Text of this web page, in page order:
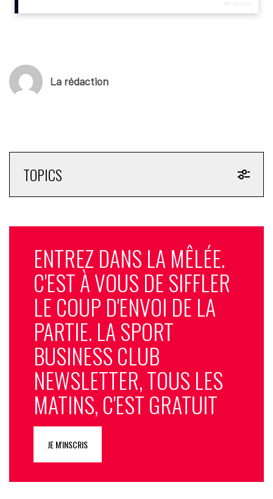
La rédaction
TOPICS
ENTREZ DANS LA MÊLÉE.
C'EST À VOUS DE SIFFLER
LE COUP D'ENVOI DE LA
PARTIE. LA SPORT
BUSINESS CLUB
NEWSLETTER, TOUS LES
MATINS, C'EST GRATUIT
JE M'INSCRIS